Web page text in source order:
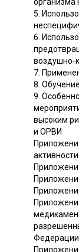
5.
6.
воздушно-
7.
8.
9.
высоким
и ОРВИ
Федерации